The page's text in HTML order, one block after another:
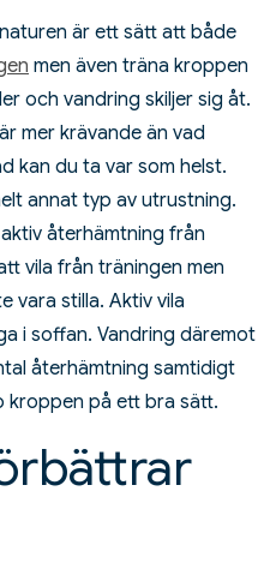
är ett sätt att både
men även träna kroppen
och vandring skiljer sig åt.
mer krävande än vad
kan du ta var som helst.
annat typ av utrustning.
återhämtning från
vila från träningen men
vara stilla. Aktiv vila
i soffan. Vandring däremot
återhämtning samtidigt
kroppen på ett bra sätt.